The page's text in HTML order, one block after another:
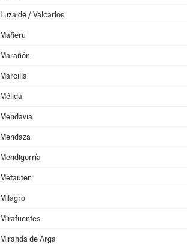
Luzaide / Valcarlos
Mañeru
Marañón
Marcilla
Mélida
Mendavia
Mendaza
Mendigorría
Metauten
Milagro
Mirafuentes
Miranda de Arga